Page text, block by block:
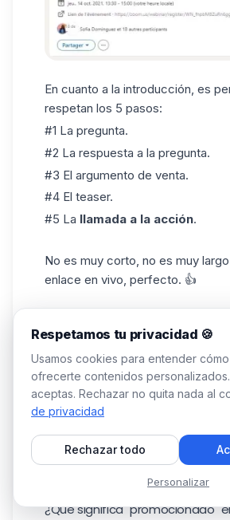
En cuanto a la introducción, es
respetan los 5 pasos:
#1 La pregunta.
#2 La respuesta a la pregunta.
#3 El argumento de venta.
#4 El teaser.
#5 La llamada a la acción.
No es muy corto, no es muy
enlace en vivo, perfecto. 👍
¿Qué significa "promocionado"
Respetamos tu privacidad 🍪
Usamos cookies para entender
ofrecerte contenidos
aceptas. Rechazar no quita nada al
de privacidad
Rechazar todo
Personalizar